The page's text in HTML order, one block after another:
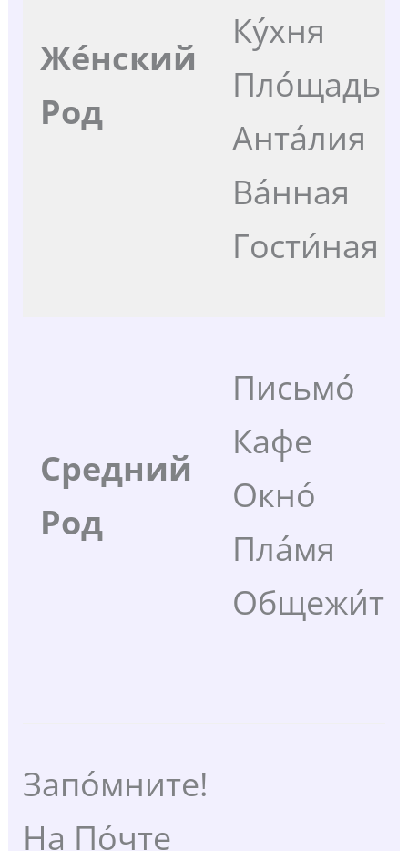
Же́нский
Род
Ку́хня
Пло́щадь
Анта́лия
Ва́нная
Гости́ная
Средний
Род
Письмо́
Кафе
Окно́
Пла́мя
Запо́мните!
На По́чте